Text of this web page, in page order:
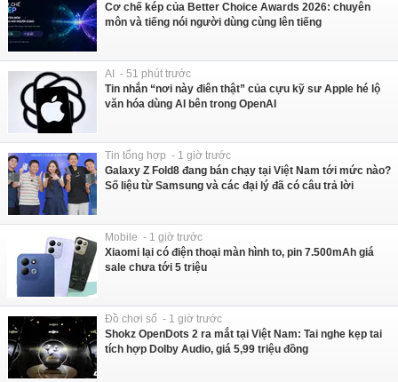
Cơ chế kép của Better Choice Awards 2026: chuyên
môn và tiếng nói người dùng cùng lên tiếng
AI - 51 phút trước
Tin nhắn “nơi này điên thật” của cựu kỹ sư Apple hé lộ
văn hóa dùng AI bên trong OpenAI
Tin tổng hợp - 1 giờ trước
Galaxy Z Fold8 đang bán chạy tại Việt Nam tới mức nào?
Số liệu từ Samsung và các đại lý đã có câu trả lời
Mobile - 1 giờ trước
Xiaomi lại có điện thoại màn hình to, pin 7.500mAh giá
sale chưa tới 5 triệu
Đồ chơi số - 1 giờ trước
Shokz OpenDots 2 ra mắt tại Việt Nam: Tai nghe kẹp tai
tích hợp Dolby Audio, giá 5,99 triệu đồng